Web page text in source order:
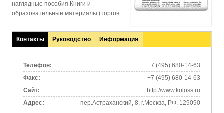
наглядные пособия Книги и
образовательные материалы (торгов
Контакты
(активная
Руководство Информация
Телефон:
+7 (495) 680-14-63
Факс:
+7 (495) 680-14-63
Сайт:
http://www.koloss.ru
Адрес:
пер.Астраханский, 8, г.Москва, РФ, 129090